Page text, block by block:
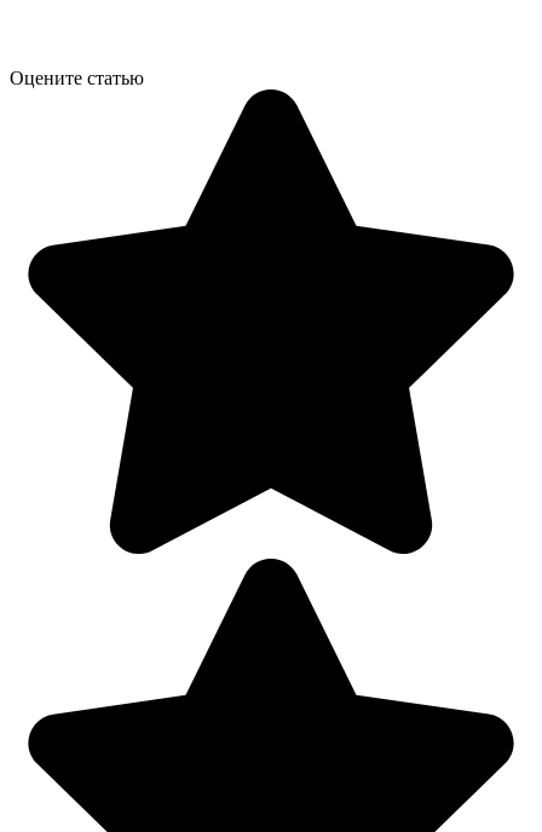
Оцените статью